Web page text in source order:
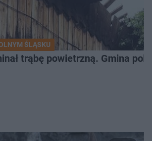
ŚLĄSKU
trąbę powietrzną. Gmina